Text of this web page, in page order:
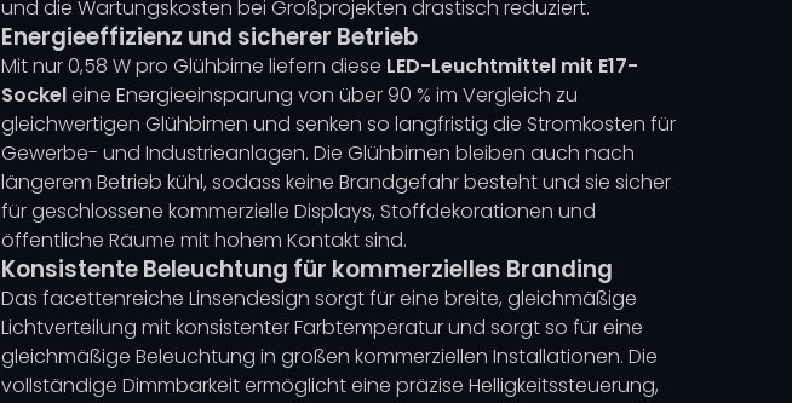
und die Wartungskosten bei Großprojekten drastisch reduziert.
Energieeffizienz und sicherer Betrieb
Mit nur 0,58 W pro Glühbirne liefern diese LED-Leuchtmittel mit E17-
Sockeleine Energieeinsparung von über 90 % im Vergleich zu
gleichwertigen Glühbirnen und senken so langfristig die Stromkosten für
Gewerbe- und Industrieanlagen. Die Glühbirnen bleiben auch nach
längerem Betrieb kühl, sodass keine Brandgefahr besteht und sie sicher
für geschlossene kommerzielle Displays, Stoffdekorationen und
öffentliche Räume mit hohem Kontakt sind.
Konsistente Beleuchtung für kommerzielles Branding
Das facettenreiche Linsendesign sorgt für eine breite, gleichmäßige
Lichtverteilung mit konsistenter Farbtemperatur und sorgt so für eine
gleichmäßige Beleuchtung in großen kommerziellen Installationen. Die
vollständige Dimmbarkeit ermöglicht eine präzise Helligkeitssteuerung,